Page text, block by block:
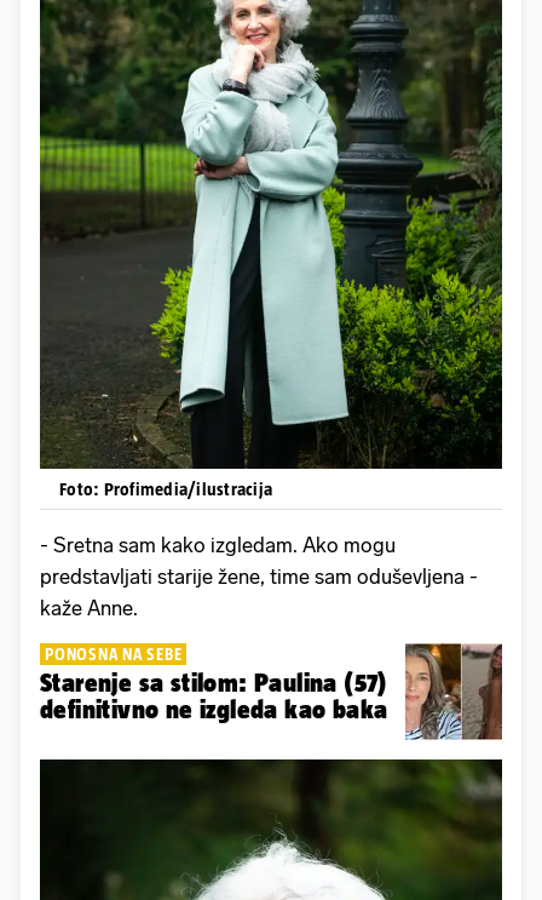
Foto: Profimedia/ilustracija
- Sretna sam kako izgledam. Ako mogu
predstavljati starije žene, time sam oduševljena -
kaže Anne.
PONOSNA NA SEBE
Starenje sa stilom: Paulina (57)
definitivno ne izgleda kao baka